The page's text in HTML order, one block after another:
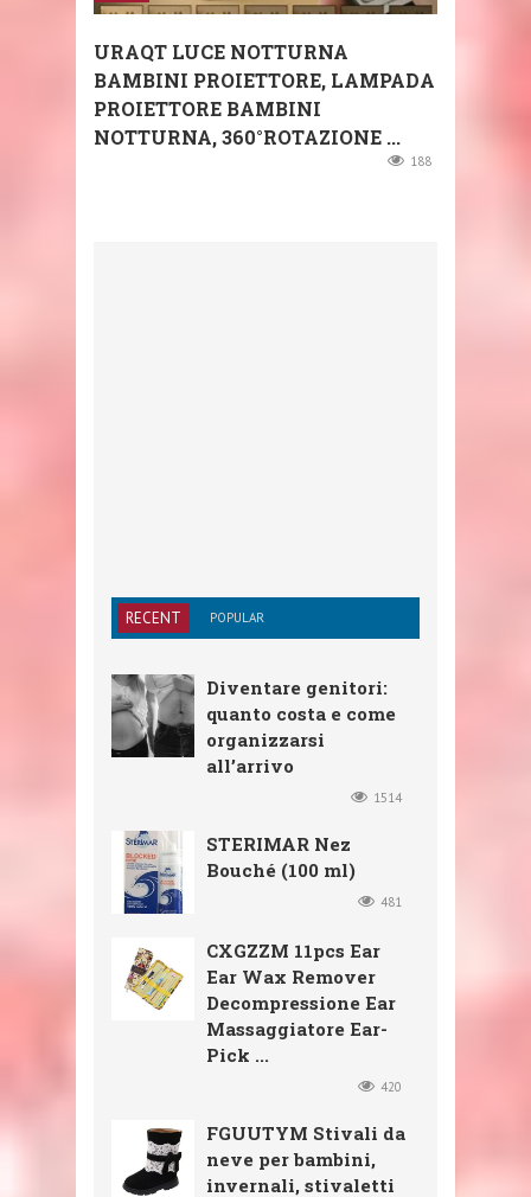
URAQT LUCE NOTTURNA
BAMBINI PROIETTORE, LAMPADA
PROIETTORE BAMBINI
NOTTURNA, 360°ROTAZIONE ...
188
RECENT POPULAR
Diventare genitori:
quanto costa e come
organizzarsi
all’arrivo
1514
STERIMAR Nez
Bouché (100 ml)
481
CXGZZM 11pcs Ear
Ear Wax Remover
Decompressione Ear
Massaggiatore Ear-
Pick ...
420
FGUUTYM Stivali da
neve per bambini,
invernali, stivaletti